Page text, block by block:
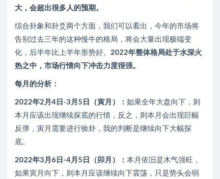
大，会超出很多人的预期。
综合卦象和卦爻两个方面，我们可以看出，今年的市场将
告别过去三年的这种慢牛的格局，将会大量出现极端变
化，后半年比上半年形势好。 2022年整体格局处于水深火
热之中，市场行情向下冲击力度很强。
每月的分析：
2022年2月4日-3月5日（寅月）： 如果全年大盘向下，则
本月应该出现继续探底的行情，反之，则本月会出现巨幅
反弹，寅月需要进行验卦，我的判断是继续向下大幅探
底。
2022年3月6日-4月5日（卯月）： 本月依旧是木气强旺，
如果寅月向下，则本月应该继续向下震荡，只是势头会弱